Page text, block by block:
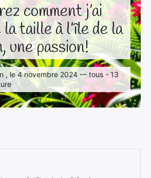
comment j’ai
taille à l’île de la
une passion!
, le 4 novembre 2024 — tous - 13